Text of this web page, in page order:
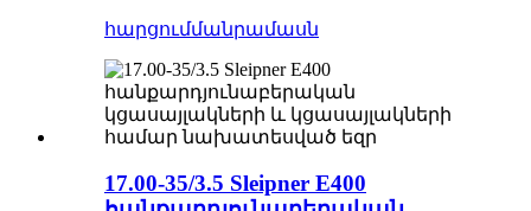
հարցումմանրամասն
17.00-35/3.5 Sleipner E400